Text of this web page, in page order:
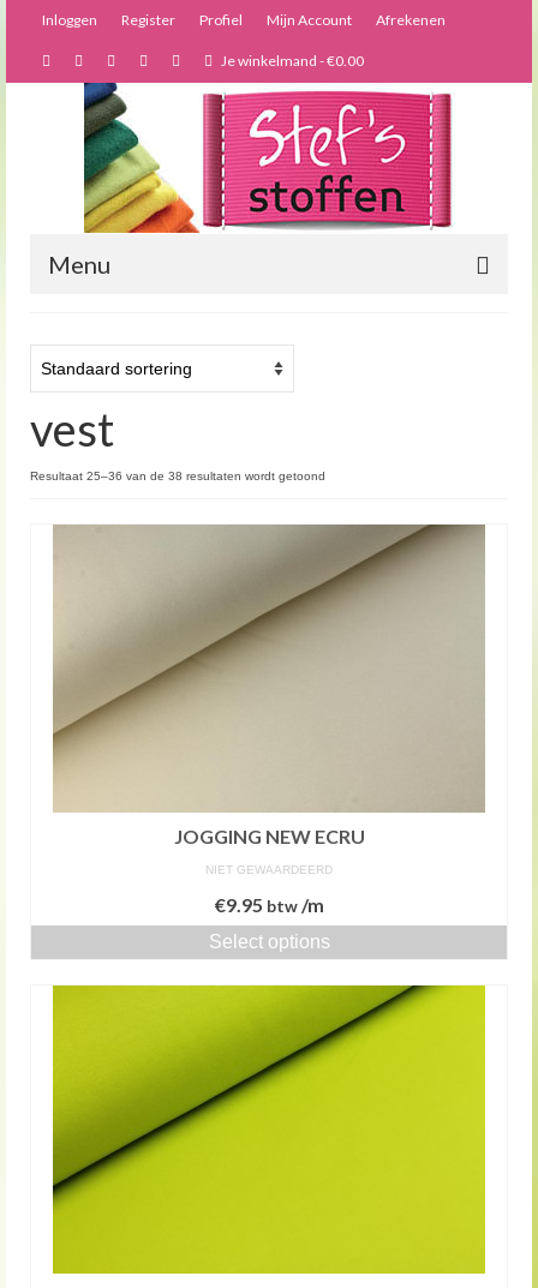
Inloggen Register Profiel Mijn Account Afrekenen
Je winkelmand -€0.00
Menu
Webshop
Bijzondere creaties
Forums
Over ons
vest
Resultaat 25–36 van de 38 resultaten wordt getoond
JOGGING NEW ECRU
NIET GEWAARDEERD
€9.95 btw/m
Select options